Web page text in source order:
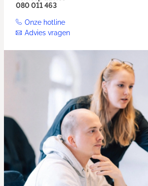
080 011 463
Onze hotline
Advies vragen